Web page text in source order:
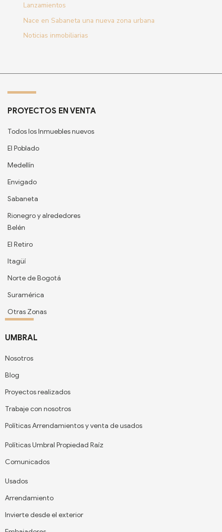
Lanzamientos
Nace en Sabaneta una nueva zona urbana
Noticias inmobiliarias
PROYECTOS EN VENTA
Todos los Inmuebles nuevos
El Poblado
Medellín
Envigado
Sabaneta
Rionegro y alrededores
Belén
El Retiro
Itagüí
Norte de Bogotá
Suramérica
Otras Zonas
UMBRAL
Nosotros
Blog
Proyectos realizados
Trabaje con nosotros
Políticas Arrendamientos y venta de usados
Políticas Umbral Propiedad Raíz
Comunicados
Usados
Arrendamiento
Invierte desde el exterior